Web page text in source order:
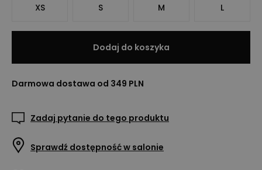
XS S M L
Dodaj do koszyka
Darmowa dostawa od 349 PLN
Zadaj pytanie do tego produktu
Sprawdź dostępność w salonie